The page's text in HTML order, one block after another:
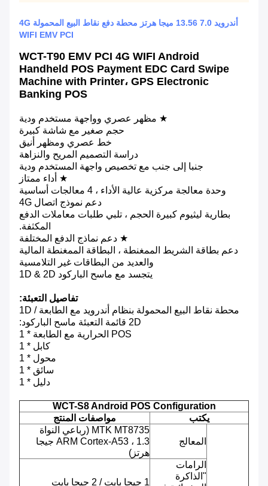
أندرويد 7.0 13.56 ميجا هرتز محطة دفع نقاط البيع المحمولة 4G
WIFI EMV PCI
WCT-T90 EMV PCI 4G WIFI Android
Handheld POS Payment EDC Card Swipe
Machine with Printer، GPS Electronic
Banking POS
★ مظهر عصري وواجهة مستخدم ودية
حجم صغير مع شاشة كبيرة
خط عصري ومظهر أنيق
دراسة التصميم المريح والنزاهة
جنبا إلى جنب مع تخصيص واجهة المستخدم ودية
★ أداء ممتاز
وحدة معالجة مركزية عالية الأداء ، 4 معالجات أساسية
دعم نموذج اتصال 4G
بطارية ليثيوم كبيرة الحجم ، تلبي طلبات معاملات الدفع
المكثفة.
★ دعم نماذج الدفع المختلفة
دعم بطاقة الشريط الممغنطة ، البطاقة الممغنطة المالية
والعديد من البطاقات غير التلامسية
يتجسد مع ماسح الباركود 1D & 2D
تفاصيل التعبئة:
محطة نقاط البيع المحمولة بنظام أندرويد مع الطابعة 1D /
2D قائمة التعبئة ماسح الباركود:
POS الحرارية مع الطابعة * 1
كابل * 1
محول * 1
سائق * 1
دليل * 1
WCT-S8 Android POS Configuration
يكتب
مواصفات المنتج
المعالج
MTK MT8735 (رباعي النواة
ARM Cortex-A53 ، 1.3 جيجا
هرتز)
الرامات
"الذاكرة
1 جيجا بايت / 2 جيجا بايت